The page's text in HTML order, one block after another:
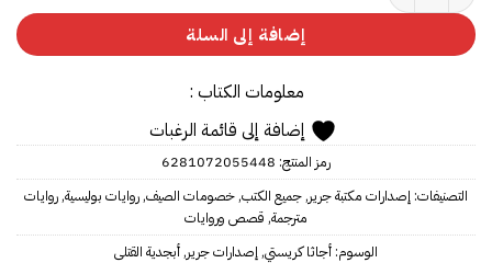
إضافة إلى السلة
معلومات الكتاب :
إضافة إلى قائمة الرغبات
رمز المنتج: 6281072055448‎‎
التصنيفات: إصدارات مكتبة جرير,جميع الكتب,خصومات الصيف,روايات بوليسية,روايات
مترجمة, قصص وروايات
الوسوم: أجاثا كريستي,إصدارات جرير,